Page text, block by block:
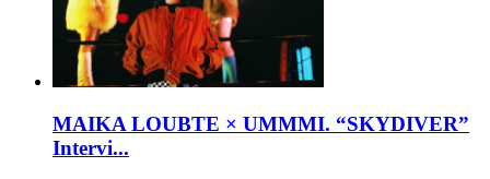
MAIKA LOUBTE × UMMMI. “SKYDIVER”
Intervi...